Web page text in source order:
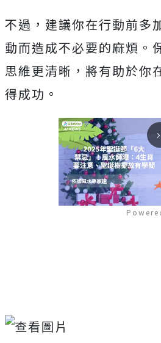
不過，建議你在行動前多
動而造成不必要的麻煩。
思維更清晰，將有助於你
得成功。
arrow_forward_ios